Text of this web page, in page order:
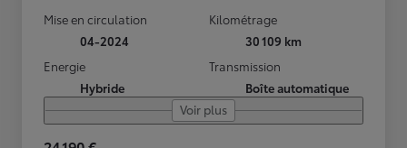
Mise en circulation
04-2024
Kilométrage
30 109 km
Energie
Hybride
Transmission
Boîte automatique
Voir plus